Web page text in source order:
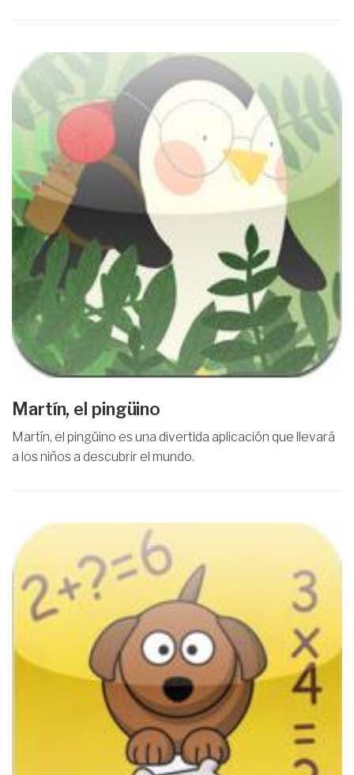
Martín, el pingüino
Martín, el pingüino es una divertida aplicación que llevará
a los niños a descubrir el mundo.